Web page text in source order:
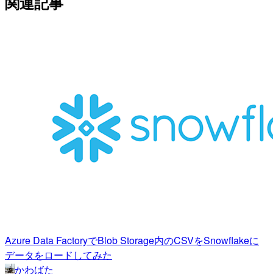
Azure Data FactoryでBlob Storage内のCSVをSnowflakeに
データをロードしてみた
かわばた